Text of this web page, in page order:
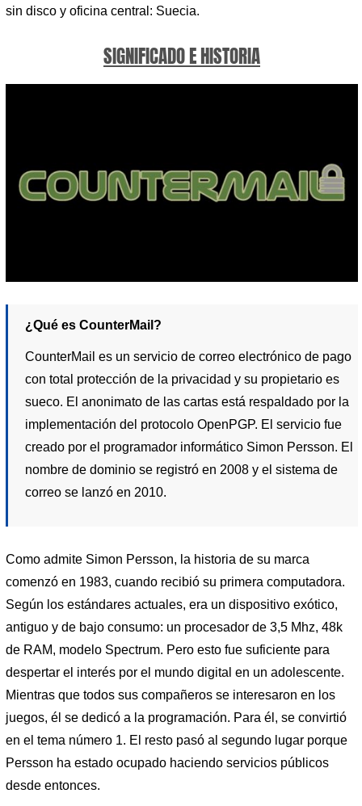
sin disco y oficina central: Suecia.
SIGNIFICADO E HISTORIA
¿Qué es CounterMail?
CounterMail es un servicio de correo electrónico de pago
con total protección de la privacidad y su propietario es
sueco. El anonimato de las cartas está respaldado por la
implementación del protocolo OpenPGP. El servicio fue
creado por el programador informático Simon Persson. El
nombre de dominio se registró en 2008 y el sistema de
correo se lanzó en 2010.
Como admite Simon Persson, la historia de su marca
comenzó en 1983, cuando recibió su primera computadora.
Según los estándares actuales, era un dispositivo exótico,
antiguo y de bajo consumo: un procesador de 3,5 Mhz, 48k
de RAM, modelo Spectrum. Pero esto fue suficiente para
despertar el interés por el mundo digital en un adolescente.
Mientras que todos sus compañeros se interesaron en los
juegos, él se dedicó a la programación. Para él, se convirtió
en el tema número 1. El resto pasó al segundo lugar porque
Persson ha estado ocupado haciendo servicios públicos
desde entonces.